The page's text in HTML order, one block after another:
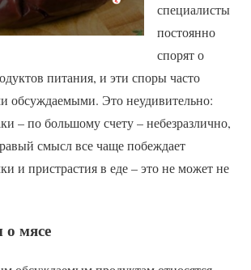
специалисты
постоянно
спорят о
питания, и эти споры часто
обсуждаемыми. Это неудивительно:
– по большому счету – небезразлично,
смысл все чаще побеждает
и пристрастия в еде – это не может не
мясе